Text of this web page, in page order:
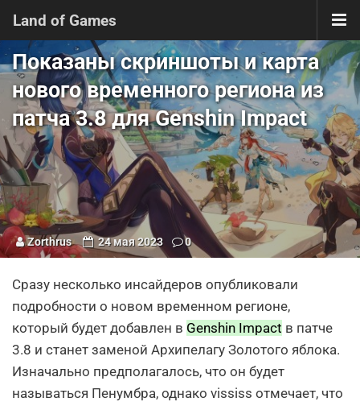
Land of Games
Показаны скриншоты и карта
нового временного региона из
патча 3.8 для Genshin Impact
Zorthrus 24 мая 2023 0
Сразу несколько инсайдеров опубликовали
подробности о новом временном регионе,
который будет добавлен в Genshin Impact в патче
3.8 и станет заменой Архипелагу Золотого яблока.
Изначально предполагалось, что он будет
называться Пенумбра, однако vississ отмечает, что